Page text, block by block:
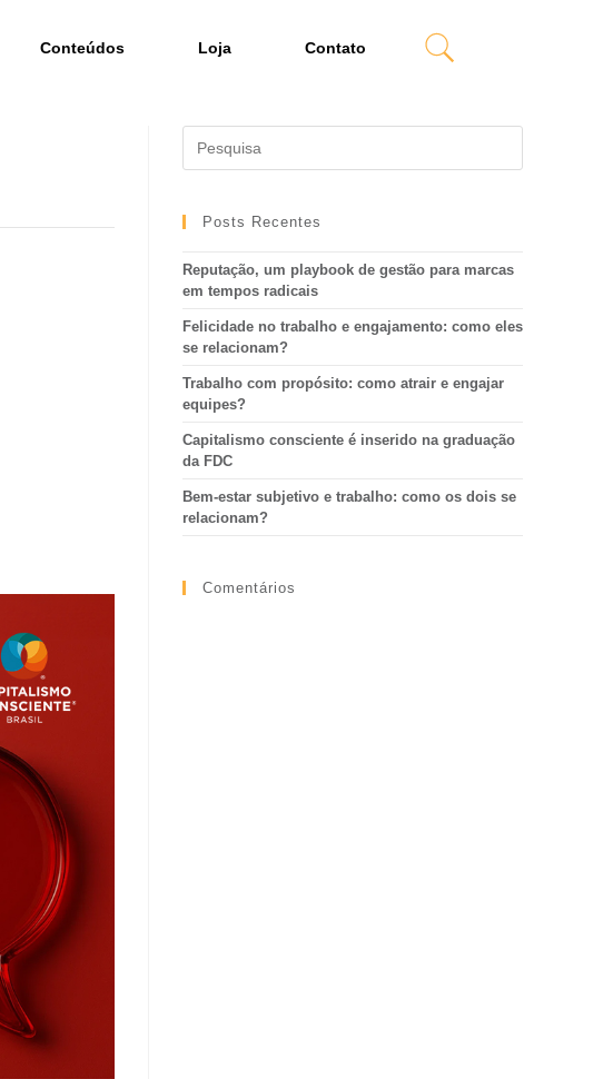
Conteúdos Loja Contato
Posts Recentes
Reputação, um playbook de gestão para marcas
em tempos radicais
Felicidade no trabalho e engajamento: como eles
se relacionam?
Trabalho com propósito: como atrair e engajar
equipes?
Capitalismo consciente é inserido na graduação
da FDC
Bem-estar subjetivo e trabalho: como os dois se
relacionam?
Comentários